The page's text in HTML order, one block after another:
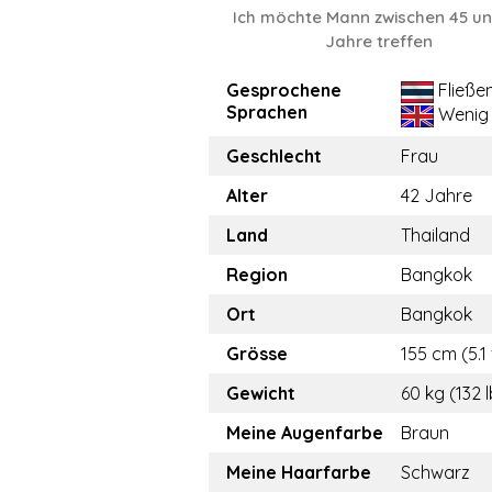
Ich möchte Mann zwischen 45
Jahre treffen
Gesprochene
Sprachen
Wenig
Geschlecht
Frau
Alter
42 Jahre
Land
Thailand
Region
Bangkok
Ort
Bangkok
Grösse
155 cm
Gewicht
60 kg (132
Meine Augenfarbe
Braun
Meine Haarfarbe
Schwarz